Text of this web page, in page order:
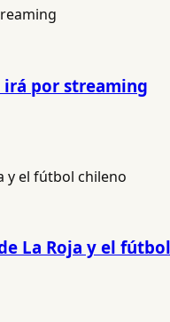
irá por streaming
La Roja y el